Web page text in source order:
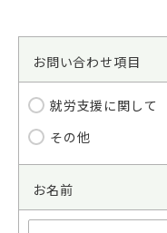
お問い合わせ項目
就労支援に関して
その他
お名前